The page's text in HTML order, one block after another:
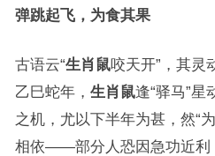
弹跳起飞，为食其果
古语云“生肖鼠咬天开”，其灵
乙巳蛇年， 生肖鼠逢“驿马”星
之机，尤以下半年为甚，然“
相依——部分人恐因急功近利